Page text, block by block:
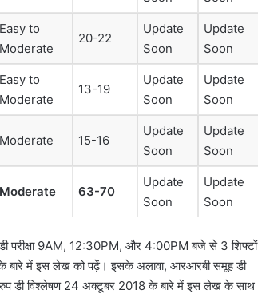
Easy to
Moderate
20-22
Update
Soon
Update
Soon
Easy to
Moderate
13-19
Update
Soon
Update
Soon
Moderate 15-16
Update
Soon
Update
Soon
Moderate 63-70
Update
Soon
Update
Soon
परीक्षा 9AM, 12:30PM, और 4:00PM बजे से 3 शिफ्टों
बारे में इस लेख को पढ़ें। इसके अलावा, आरआरबी समूह डी
डी विश्लेषण 24 अक्टूबर 2018 के बारे में इस लेख के साथ